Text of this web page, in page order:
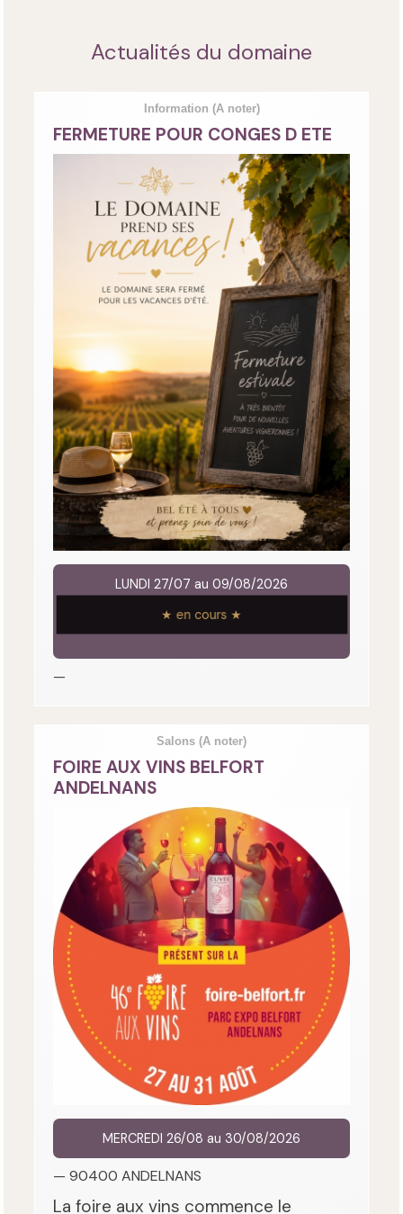
Actualités du domaine
Information (A noter)
FERMETURE POUR CONGES D ETE
LUNDI 27/07 au 09/08/2026
★ en cours ★
—
Salons (A noter)
FOIRE AUX VINS BELFORT
ANDELNANS
MERCREDI 26/08 au 30/08/2026
— 90400 ANDELNANS
La foire aux vins commence le